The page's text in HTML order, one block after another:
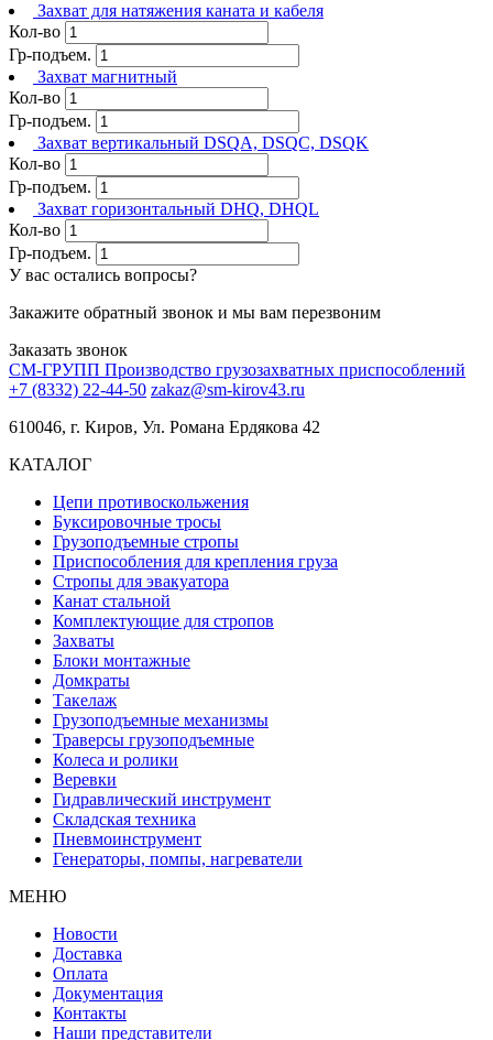
Захват для натяжения каната и кабеля
Кол-во
Гр-подъем.
Захват магнитный
Кол-во
Гр-подъем.
Захват вертикальный DSQA, DSQC, DSQK
Кол-во
Гр-подъем.
Захват горизонтальный DHQ, DHQL
Кол-во
Гр-подъем.
У вас остались вопросы?
Закажите обратный звонок и мы вам перезвоним
Заказать звонок
СМ-ГРУПП Производство грузозахватных приспособлений
+7 (8332) 22-44-50 zakaz@sm-kirov43.ru
610046, г. Киров, Ул. Романа Ердякова 42
КАТАЛОГ
Цепи противоскольжения
Буксировочные тросы
Грузоподъемные стропы
Приспособления для крепления груза
Стропы для эвакуатора
Канат стальной
Комплектующие для стропов
Захваты
Блоки монтажные
Домкраты
Такелаж
Грузоподъемные механизмы
Траверсы грузоподъемные
Колеса и ролики
Веревки
Гидравлический инструмент
Складская техника
Пневмоинструмент
Генераторы, помпы, нагреватели
МЕНЮ
Новости
Доставка
Оплата
Документация
Контакты
Наши представители